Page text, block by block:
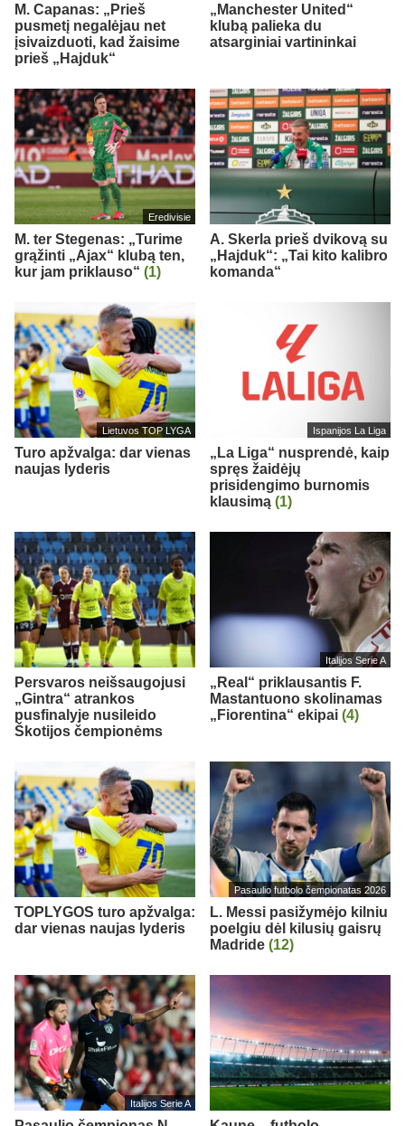
M. Capanas: „Prieš
pusmetį negalėjau net
įsivaizduoti, kad žaisime
prieš „Hajduk“
„Manchester United“
klubą palieka du
atsarginiai vartininkai
Eredivisie
M. ter Stegenas: „Turime
grąžinti „Ajax“ klubą ten,
kur jam priklauso“ (1)
A. Skerla prieš dvikovą su
„Hajduk“: „Tai kito kalibro
komanda“
Lietuvos TOP LYGA
Turo apžvalga: dar vienas
naujas lyderis
Ispanijos La Liga
„La Liga“ nusprendė, kaip
spręs žaidėjų
prisidengimo burnomis
klausimą (1)
Persvaros neišsaugojusi
„Gintra“ atrankos
pusfinalyje nusileido
Škotijos čempionėms
Italijos Serie A
„Real“ priklausantis F.
Mastantuono skolinamas
„Fiorentina“ ekipai (4)
TOPLYGOS turo apžvalga:
dar vienas naujas lyderis
Pasaulio futbolo čempionatas 2026
L. Messi pasižymėjo kilniu
poelgiu dėl kilusių gaisrų
Madride (12)
Italijos Serie A